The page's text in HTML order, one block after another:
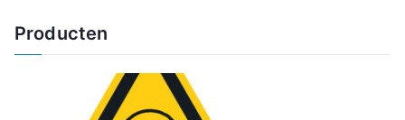
Producten